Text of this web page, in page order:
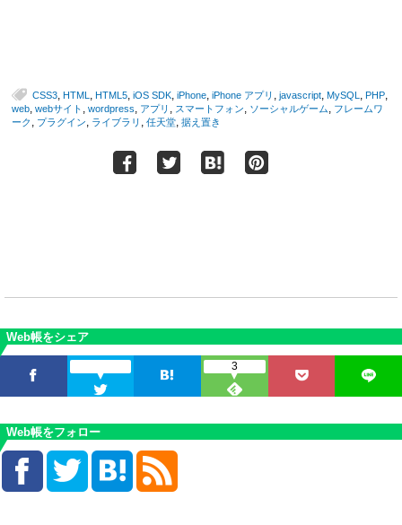
CSS3, HTML , HTML5, iOS SDK, iPhone, iPhone アプリ , javascript, MySQL , PHP,
web, webサイト , wordpress, アプリ , スマートフォン, ソーシャルゲーム, フレームワ
ーク , プラグイン, ライブラリ , 任天堂, 据え置き
Web帳をシェア
3
Web帳をフォロー